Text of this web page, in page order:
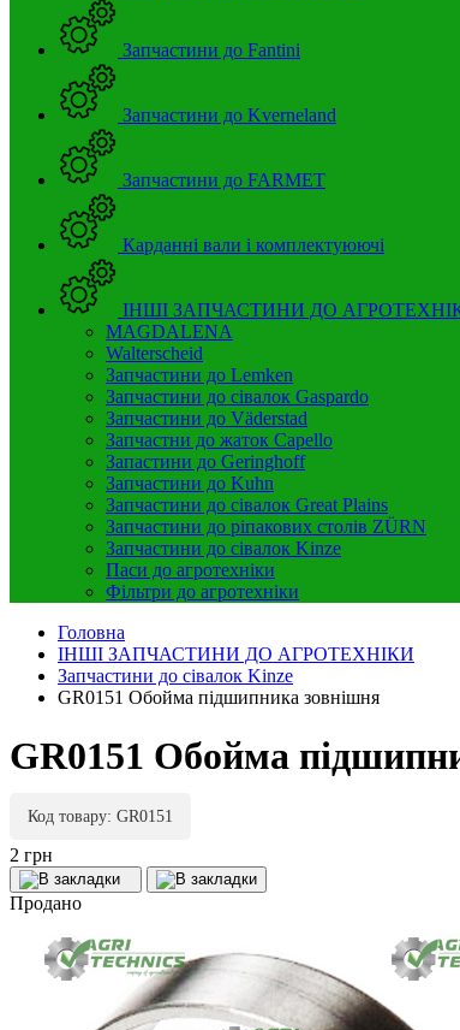
Запчастини до Fantini
Запчастини до Kverneland
Запчастини до FARMET
Карданні вали і комплектуюючі
ІНШІ ЗАПЧАСТИНИ ДО
MAGDALENA
Walterscheid
Запчастини до Lemken
Запчастини до сівалок Gaspardo
Запчастини до Väderstad
Запчастни до жаток Capello
Запастини до Geringhoff
Запчастини до Kuhn
Запчастини до сівалок Great Plains
Запчастини до ріпакових столів ZÜRN
Запчастини до сівалок Kinze
Паси до агротехніки
Фільтри до агротехніки
Головна
ІНШІ ЗАПЧАСТИНИ ДО АГРОТЕХНІКИ
Запчастини до сівалок Kinze
GR0151 Обойма підшипника зовнішня
GR0151 Обойма
Код товару: GR0151
2 грн
Продано